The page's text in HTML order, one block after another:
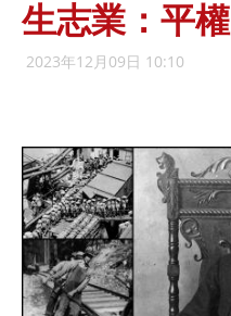
生志業：平權
2023年12月09日 10:10